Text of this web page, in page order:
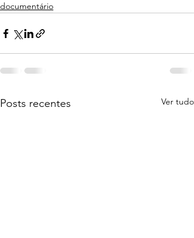
documentário
Posts recentes Ver tudo